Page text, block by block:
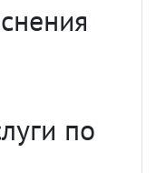
по